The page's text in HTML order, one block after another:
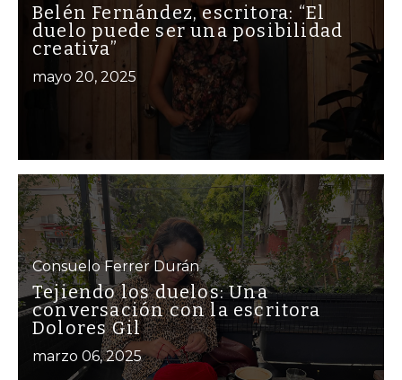
Belén Fernández, escritora: “El
duelo puede ser una posibilidad
creativa”
mayo 20, 2025
Consuelo Ferrer Durán
Tejiendo los duelos: Una
conversación con la escritora
Dolores Gil
marzo 06, 2025